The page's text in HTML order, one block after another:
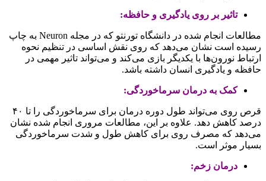
تاثیر بر روی یادگیری و حافظه:
مطالعات انجام شده در دانشگاه تورنتو که در مجله Neuron به چاپ
رسیده است نشان می‌دهد که روی نقش اساسی در تنظیم نحوه
ارتباط نورون‌ها با یکدیگر بازی می‌کند و می‌تواند تاثیر مهمی در
حافظه و یادگیری انسان داشته باشد.
کمک به درمان سرماخوردگی:
قرص روی می‌تواند طول دوره درمان برای سرماخوردگی را تا ۴۰
درصد کاهش دهد. علاوه بر این، مطالعات مروری انجام شده نشان
می‌دهد که مصرف روی برای کاهش طول و شدت سرماخوردگی
بسیار موثر است.
درمان زخم: